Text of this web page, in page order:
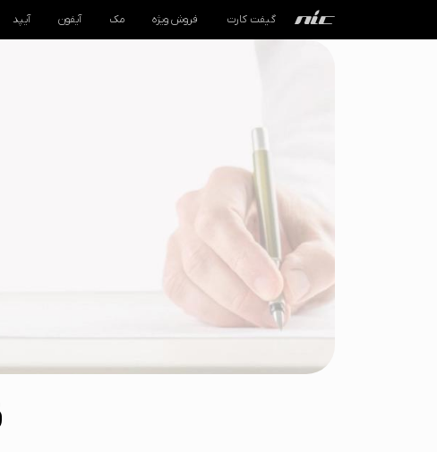
گیفت کارت فروش ویژه مک آیفون آیپد
آیفون
آیپد
اپل واچ
لوازم جانبی